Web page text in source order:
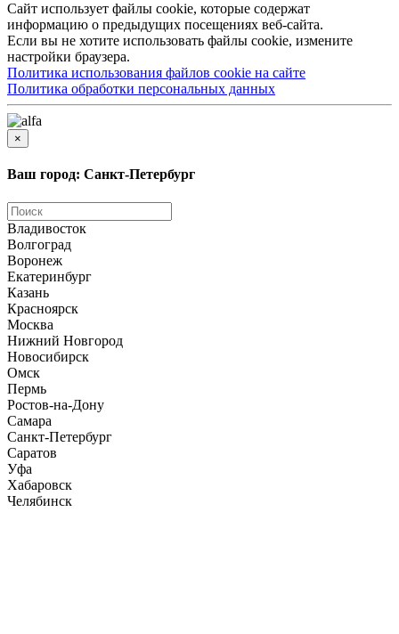
Сайт использует файлы cookie, которые содержат
информацию о предыдущих посещениях веб-сайта.
Если вы не хотите использовать файлы cookie, измените
настройки браузера.
Политика использования файлов cookie на сайте
Политика обработки персональных данных
×
Ваш город: Санкт-Петербург
Владивосток
Волгоград
Воронеж
Екатеринбург
Казань
Красноярск
Москва
Нижний Новгород
Новосибирск
Омск
Пермь
Ростов-на-Дону
Самара
Санкт-Петербург
Саратов
Уфа
Хабаровск
Челябинск